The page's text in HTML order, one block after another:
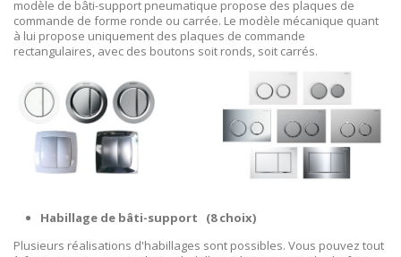
modèle de bâti-support pneumatique propose des plaques de
commande de forme ronde ou carrée. Le modèle mécanique quant
à lui propose uniquement des plaques de commande
rectangulaires, avec des boutons soit ronds, soit carrés.
Habillage de bâti-support (8 choix)
Plusieurs réalisations d'habillages sont possibles. Vous pouvez tout